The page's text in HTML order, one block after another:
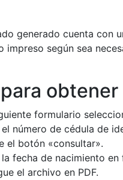
generado cuenta con
impreso según sea
formulario
número de cédula de
el botón «consultar».
la fecha de nacimiento
el archivo en PDF.